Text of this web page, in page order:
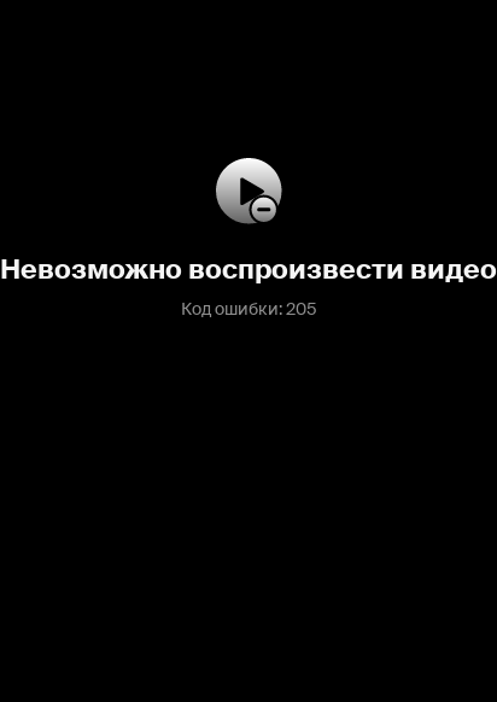
Невозможно воспроизвести видео
Код ошибки: 205